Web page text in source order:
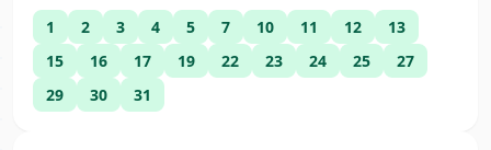
1 2 3 4 5 7 10 11 12
13
15
16 17 19 22 23 24 25
27
29
30 31